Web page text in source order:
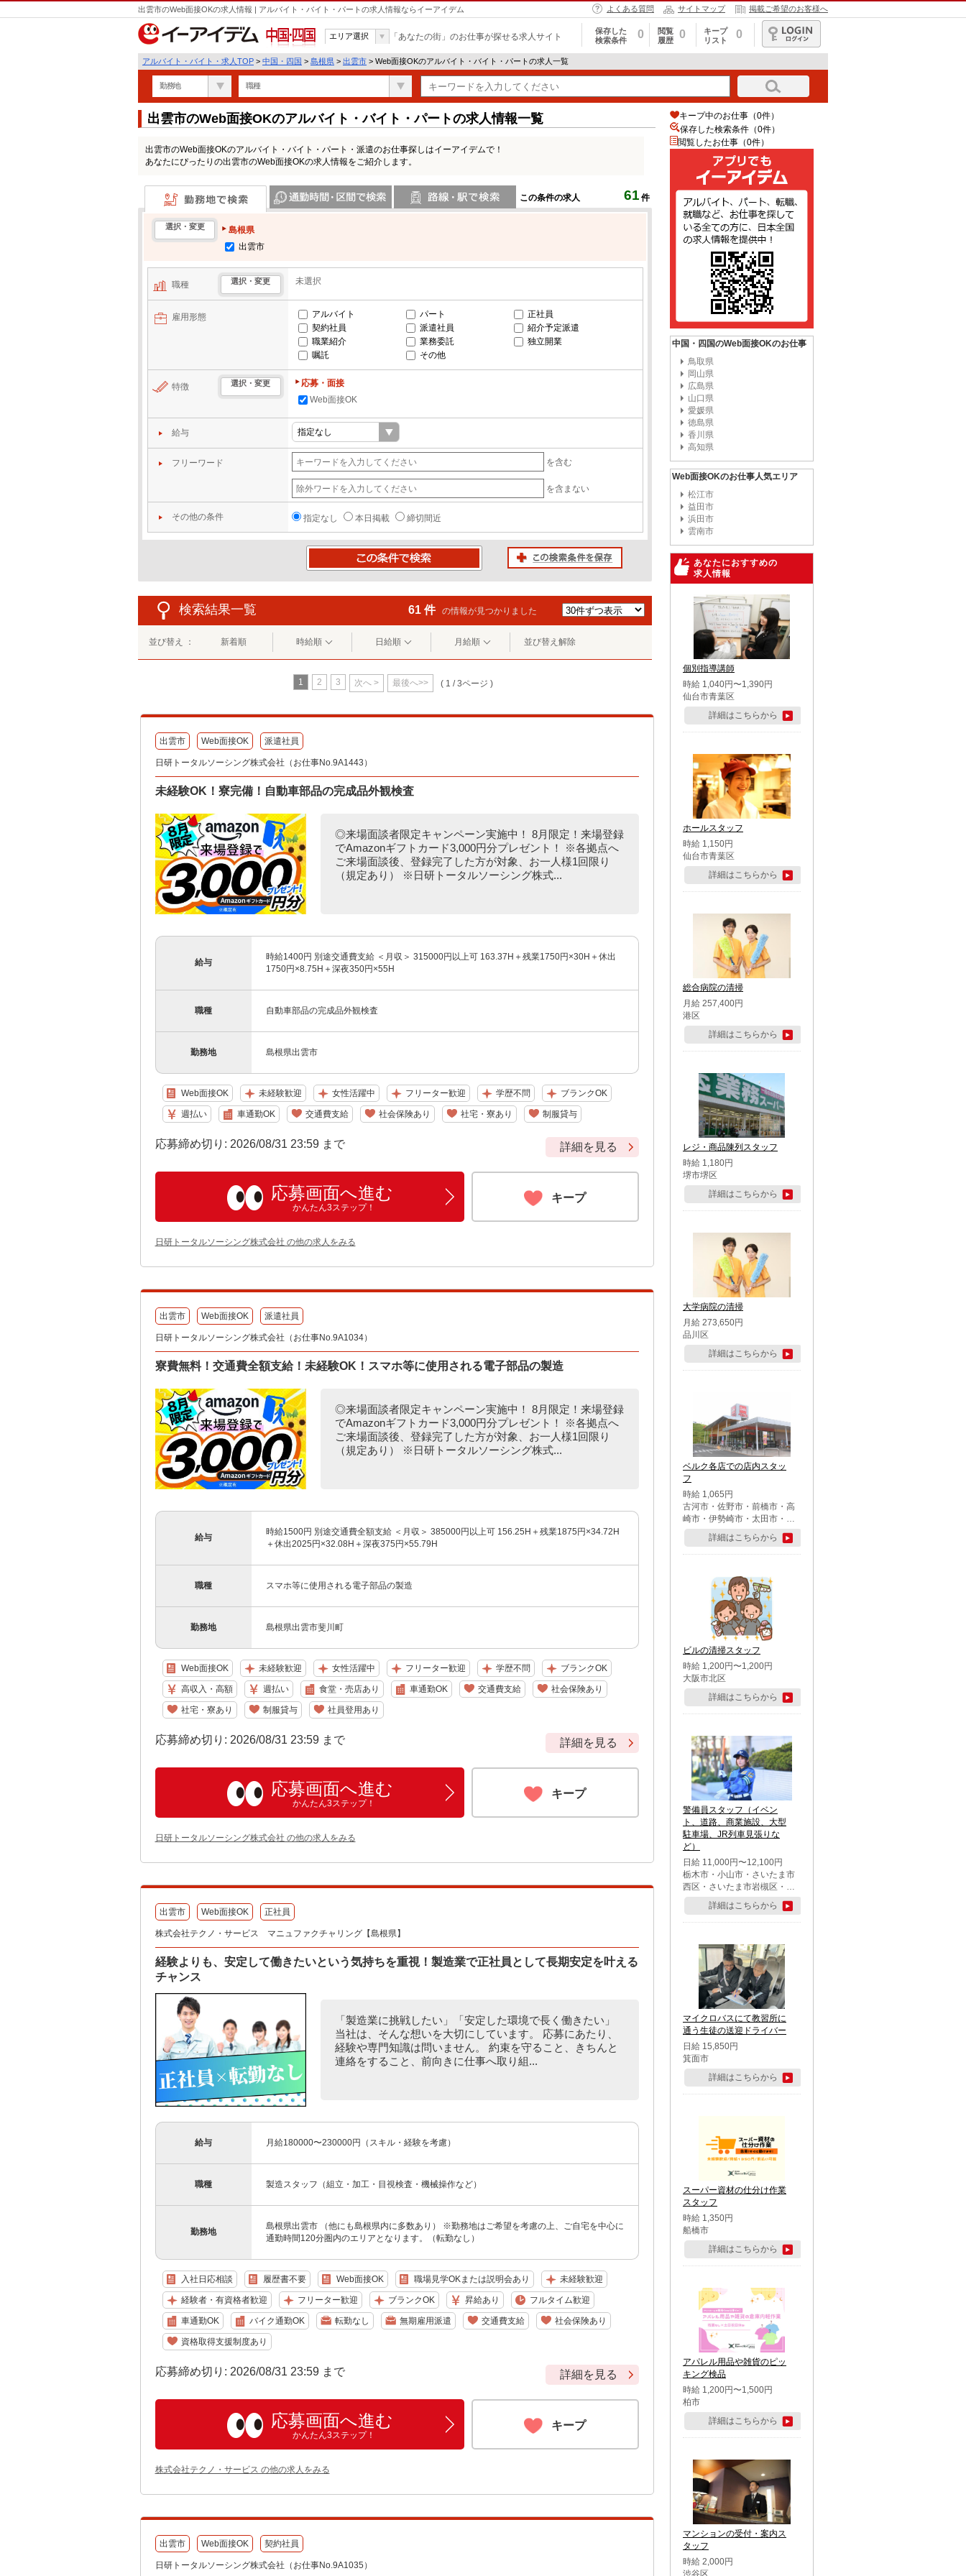
出雲市のWeb面接OKの求人情報 | アルバイト・バイト・パートの求人情報ならイーアイデム よくある質問 サイトマップ 掲載ご希望のお客様へ
中国・四国
エリア選択 「あなたの街」のお仕事が探せる求人サイト
保存した
検索条件
0
閲覧
履歴
0
キープ
リスト
0
ログイン
アルバイト・バイト・求人TOP > 中国・四国 > 島根県 > 出雲市 > Web面接OKのアルバイト・バイト・パートの求人一覧
勤務地 職種
出雲市のWeb面接OKのアルバイト・バイト・パートの求人情報一覧
出雲市のWeb面接OKのアルバイト・バイト・パート・派遣のお仕事探しはイーアイデムで！
あなたにぴったりの出雲市のWeb面接OKの求人情報をご紹介します。
この条件の求人 61 件
勤務地で検索
選択・変更
島根県
出雲市
職種 選択・変更 未選択
雇用形態 アルバイト パート
正社員
契約社員
派遣社員
紹介予定派遣
職業紹介
業務委託
独立開業
嘱託
その他
特徴 選択・変更
応募・面接
Web面接OK
給与
フリーワード を含む
を含まない
その他の条件 指定なし 本日掲載 締切間近
検索結果一覧 61 件 の情報が見つかりました
並び替え ： 新着順 時給順 日給順 月給順 並び替え解除
1 2 3 次へ > 最後へ>> ( 1 / 3ページ )
出雲市 Web面接OK 派遣社員
日研トータルソーシング株式会社（お仕事No.9A1443）
未経験OK！寮完備！自動車部品の完成品外観検査
◎来場面談者限定キャンペーン実施中！ 8月限定！来場登録
でAmazonギフトカード3,000円分プレゼント！ ※各拠点へ
ご来場面談後、登録完了した方が対象、お一人様1回限り
（規定あり） ※日研トータルソーシング株式...
給与
時給1400円 別途交通費支給 ＜月収＞ 315000円以上可 163.37H＋残業1750円×30H＋休出
1750円×8.75H＋深夜350円×55H
職種 自動車部品の完成品外観検査
勤務地 島根県出雲市
Web面接OK 未経験歓迎 女性活躍中 フリーター歓迎 学歴不問 ブランクOK
週払い 車通勤OK 交通費支給 社会保険あり 社宅・寮あり 制服貸与
応募締め切り: 2026/08/31 23:59 まで 詳細を見る
応募画面へ進む
かんたん3ステップ！
キープ
日研トータルソーシング株式会社 の他の求人をみる
出雲市 Web面接OK 派遣社員
日研トータルソーシング株式会社（お仕事No.9A1034）
寮費無料！交通費全額支給！未経験OK！スマホ等に使用される電子部品の製造
◎来場面談者限定キャンペーン実施中！ 8月限定！来場登録
でAmazonギフトカード3,000円分プレゼント！ ※各拠点へ
ご来場面談後、登録完了した方が対象、お一人様1回限り
（規定あり） ※日研トータルソーシング株式...
給与
時給1500円 別途交通費全額支給 ＜月収＞ 385000円以上可 156.25H＋残業1875円×34.72H
＋休出2025円×32.08H＋深夜375円×55.79H
職種 スマホ等に使用される電子部品の製造
勤務地 島根県出雲市斐川町
Web面接OK 未経験歓迎 女性活躍中 フリーター歓迎 学歴不問 ブランクOK
高収入・高額 週払い 食堂・売店あり 車通勤OK 交通費支給 社会保険あり
社宅・寮あり 制服貸与 社員登用あり
応募締め切り: 2026/08/31 23:59 まで 詳細を見る
応募画面へ進む
かんたん3ステップ！
キープ
日研トータルソーシング株式会社 の他の求人をみる
出雲市 Web面接OK 正社員
株式会社テクノ・サービス マニュファクチャリング【島根県】
経験よりも、安定して働きたいという気持ちを重視！製造業で正社員として長期安定を叶える
チャンス
「製造業に挑戦したい」「安定した環境で長く働きたい」
当社は、そんな想いを大切にしています。 応募にあたり、
経験や専門知識は問いません。 約束を守ること、きちんと
連絡をすること、前向きに仕事へ取り組...
給与 月給180000〜230000円（スキル・経験を考慮）
職種 製造スタッフ（組立・加工・目視検査・機械操作など）
勤務地
島根県出雲市 （他にも島根県内に多数あり） ※勤務地はご希望を考慮の上、ご自宅を中心に
通勤時間120分圏内のエリアとなります。（転勤なし）
入社日応相談 履歴書不要 Web面接OK 職場見学OKまたは説明会あり 未経験歓迎
経験者・有資格者歓迎 フリーター歓迎 ブランクOK 昇給あり フルタイム歓迎
車通勤OK バイク通勤OK 転勤なし 無期雇用派遣 交通費支給 社会保険あり
資格取得支援制度あり
応募締め切り: 2026/08/31 23:59 まで 詳細を見る
応募画面へ進む
かんたん3ステップ！
キープ
株式会社テクノ・サービス の他の求人をみる
出雲市 Web面接OK 契約社員
日研トータルソーシング株式会社（お仕事No.9A1035）
キープ中のお仕事（0件）
保存した検索条件（0件）
閲覧したお仕事（0件）
中国・四国のWeb面接OKのお仕事
鳥取県
岡山県
広島県
山口県
愛媛県
徳島県
香川県
高知県
Web面接OKのお仕事人気エリア
松江市
益田市
浜田市
雲南市
あなたにおすすめの
求人情報
個別指導講師
時給 1,040円〜1,390円
仙台市青葉区
詳細はこちらから
ホールスタッフ
時給 1,150円
仙台市青葉区
詳細はこちらから
総合病院の清掃
月給 257,400円
港区
詳細はこちらから
レジ・商品陳列スタッフ
時給 1,180円
堺市堺区
詳細はこちらから
大学病院の清掃
月給 273,650円
品川区
詳細はこちらから
ベルク各店での店内スタッ
フ
時給 1,065円
古河市・佐野市・前橋市・高
崎市・伊勢崎市・太田市・館
林市・藤岡市・大泉町・さい
たま市北区・川越市・熊谷
市・行田市・秩父市・所沢
市・鶴ケ島市・千葉市中央
区・市川市・松戸市・習志野
市・柏市・流山市・八千代
市・足立区・江戸川区・八王
子市・町田市
詳細はこちらから
ビルの清掃スタッフ
時給 1,200円〜1,200円
大阪市北区
詳細はこちらから
警備員スタッフ（イベン
ト、道路、商業施設、大型
駐車場、JR列車見張りな
ど）
日給 11,000円〜12,100円
栃木市・小山市・さいたま市
西区・さいたま市岩槻区・久
喜市・蓮田市
詳細はこちらから
マイクロバスにて教習所に
通う生徒の送迎ドライバー
日給 15,850円
箕面市
詳細はこちらから
スーパー資材の仕分け作業
スタッフ
時給 1,350円
船橋市
詳細はこちらから
アパレル用品や雑貨のピッ
キング検品
時給 1,200円〜1,500円
柏市
詳細はこちらから
マンションの受付・案内ス
タッフ
時給 2,000円
渋谷区